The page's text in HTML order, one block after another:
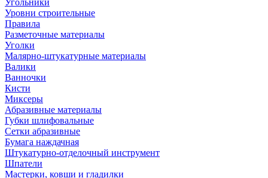
Угольники
Уровни строительные
Правила
Разметочные материалы
Уголки
Малярно-штукатурные материалы
Валики
Ванночки
Кисти
Миксеры
Абразивные материалы
Губки шлифовальные
Сетки абразивные
Бумага наждачная
Штукатурно-отделочный инструмент
Шпатели
Мастерки, ковши и гладилки